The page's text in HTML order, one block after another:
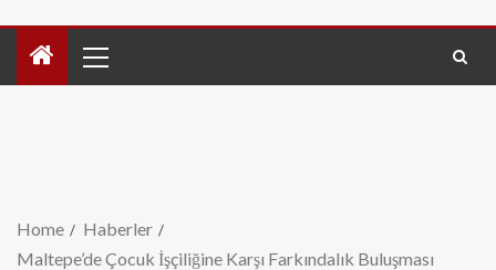
Home
Haberler
Maltepe’de Çocuk İşçiliğine Karşı Farkındalık Buluşması